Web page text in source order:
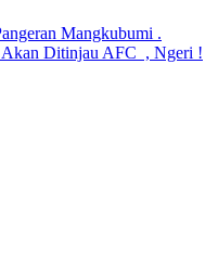
Mangkubumi .
Akan Ditinjau AFC , Ngeri !